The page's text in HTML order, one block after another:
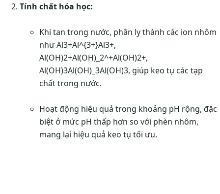
Tính chất hóa học:
Khi tan trong nước, phân ly thành các ion nhôm
nhưAl3+Al^{3+}Al3+,
Al(OH)2+Al(OH)_2^+Al(OH)2+,
Al(OH)3Al(OH)_3Al(OH)3, giúp keo tụ các tạp
chất trong nước.
Hoạt động hiệu quả trong khoảng pH rộng, đặc
biệt ở mức pH thấp hơn so với phèn nhôm,
mang lại hiệu quả keo tụ tối ưu.